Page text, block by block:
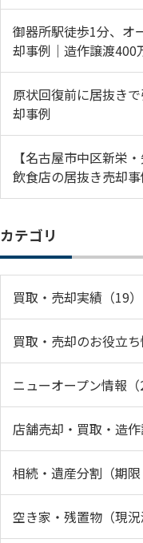
御器所駅徒歩1分、オ
却事例｜造作譲渡400
原状回復前に居抜き
却事例
【名古屋市中区新栄
飲食店の居抜き売却事
カテゴリ
買取・売却実績（19）
買取・売却のお役立ち
ニューオープン情報（
店舗売却・買取・造作
相続・遺産分割（期限
空き家・残置物（現況